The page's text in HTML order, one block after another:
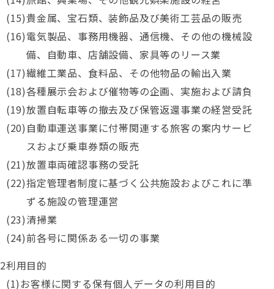
貴金属、宝石類、装飾品及び美術工芸品の販売
電気製品、事務用機器、通信機、その他の機械設
備、自動車、店舗設備、家具等のリース業
繊維工業品、食料品、その他物品の輸出入業
各種展示会および催物等の企画、実施および請負
放置自転車等の撤去及び保管返還事業の経営受託
自動車運送事業に付帯関連する旅客の案内サービ
スおよび乗車券類の販売
放置車両確認事務の受託
指定管理者制度に基づく公共施設およびこれに準
ずる施設の管理運営
清掃業
前各号に関係ある一切の事業
利用目的
お客様に関する保有個人データの利用目的